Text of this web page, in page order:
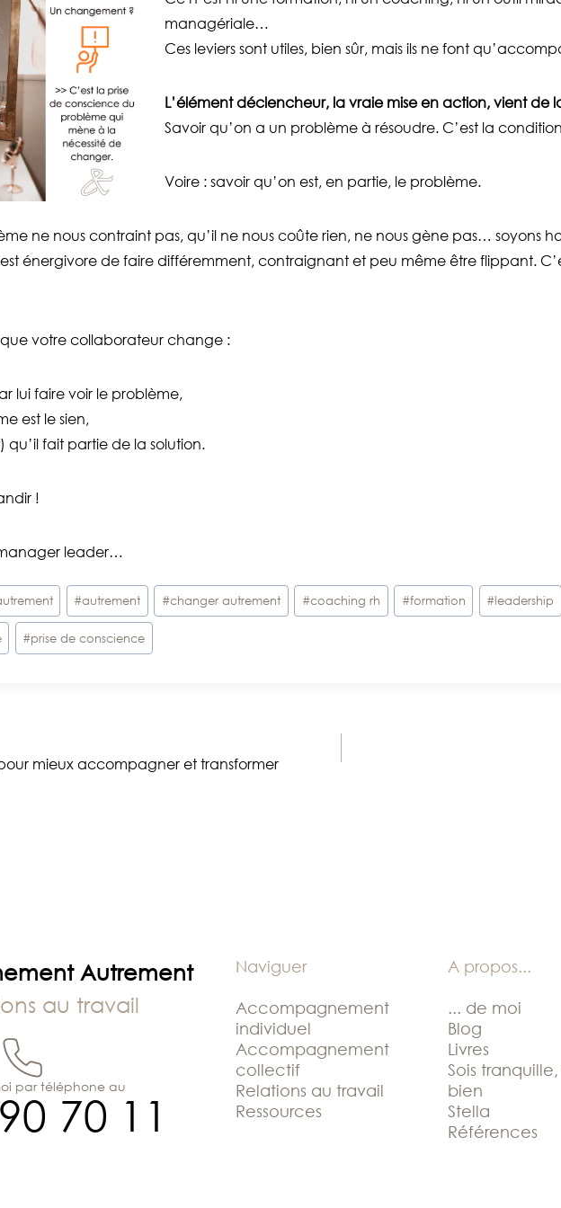
managériale…
Ces leviers sont utiles, bien sûr, mais ils ne font
L’élément déclencheur, la vraie mise en action, vient de
Savoir qu’on a un problème à résoudre. C’est la
Voire : savoir qu’on est, en partie, le problème.
ne nous contraint pas, qu’il ne nous coûte rien, ne nous gène pas… soyons
énergivore de faire différemment, contraignant et peu même être flippant.
que votre collaborateur change :
lui faire voir le problème,
est le sien,
qu’il fait partie de la solution.
!
leader…
#autrement #changer autrement #coaching rh #formation #leadership
#prise de conscience
mieux accompagner et transformer
Autrement
au travail
70 11
par téléphone au
Naviguer
Accompagnement
individuel
Accompagnement
collectif
Relations au travail
Ressources
A propos...
... de moi
Blog
Livres
Sois
bien
Stella
Références